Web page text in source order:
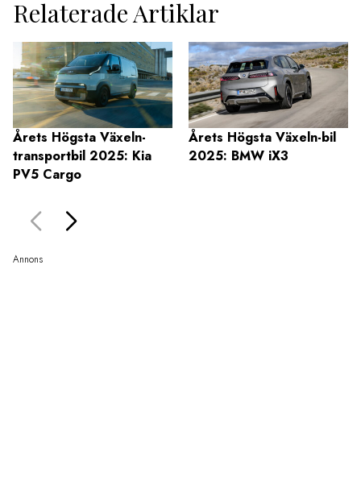
Relaterade Artiklar
Årets Högsta Växeln-
transportbil 2025: Kia
PV5 Cargo
Årets Högsta Växeln-bil
2025: BMW iX3
Annons